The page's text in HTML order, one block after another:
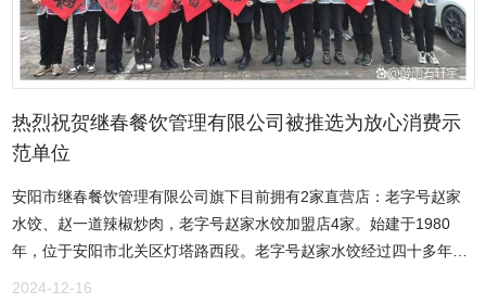
color:#FFFFFF;"> （中媒文化融媒体中心）
新冠肺炎疫情防控工作先进单位、年度行业商会工作先进单位、爱心
企业、《直播安阳》栏目战略合作伙伴、爱心公益志愿者协会授予“爱
心共建单位”等荣誉称号。先进事迹和工作动态先后多次被安阳日报、
河南法制报、大河报、安阳电视台、广播电视报、百度、河南科技报
客户端、河南日报客户端等多家新闻媒体予以专题报道。
热烈祝贺继春餐饮管理有限公司被推选为放心消费示
范单位
安阳市继春餐饮管理有限公司旗下目前拥有2家直营店：老字号赵家
水饺、赵一道辣椒炒肉，老字号赵家水饺加盟店4家。始建于1980
年，位于安阳市北关区灯塔路西段。老字号赵家水饺经过四十多年的
发展，现在已经形成以特色饺子，新派豫菜、湘菜、精品家常菜为主
2024-12-16